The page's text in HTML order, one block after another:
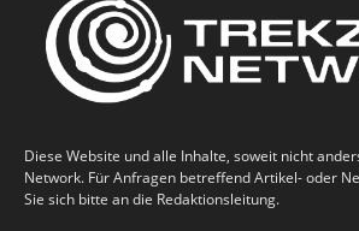
Diese Website und alle Inhalte, soweit nicht
Network. Für Anfragen betreffend Artikel- oder
Sie sich bitte an die Redaktionsleitung.